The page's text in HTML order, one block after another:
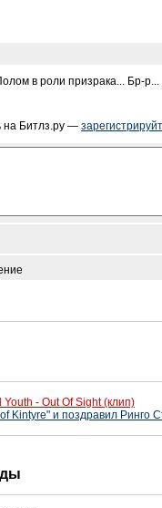
в роли призрака... Бр-р...
на Битлз.ру —
- Out Of Sight (клип)
Kintyre" и поздравил Ринго